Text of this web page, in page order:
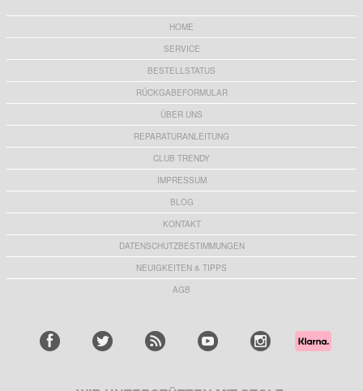
HOME
SERVICE
BESTELLSTATUS
RÜCKGABEFORMULAR
ÜBER UNS
REPARATURANLEITUNG
CLUB TRENDY
IMPRESSUM
BLOG
KONTAKT
DATENSCHUTZBESTIMMUNGEN
NEUIGKEITEN & TIPPS
AGB